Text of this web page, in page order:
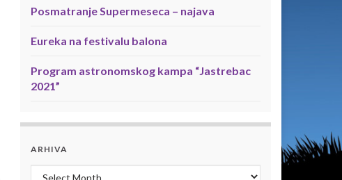
Posmatranje Supermeseca – najava
Eureka na festivalu balona
Program astronomskog kampa “Jastrebac
2021”
ARHIVA
Arhiva